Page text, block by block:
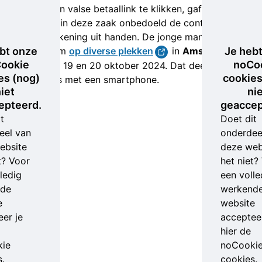
onze
(nog)
van
Voor
je
Door op een valse betaallink te klikken, gaf het
slachtoffer in deze zaak onbedoeld de controle over
een bankrekening uit handen. De jonge man op de
beelden nam op diverse plekken in Amsterdam
geld op, op 19 en 20 oktober 2024. Dat deed hij
contactloos met een smartphone.
Je
Doet dit
deze
het niet?
een
website
hier de
cookies.